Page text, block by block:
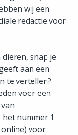
wij een
redactie voor
dieren, snap je
aan een
te vertellen?
voor een
het nummer 1
voor